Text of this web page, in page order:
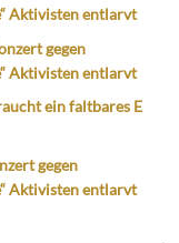
Aktivisten entlarvt
gegen
Aktivisten entlarvt
ein faltbares E
gegen
Aktivisten entlarvt